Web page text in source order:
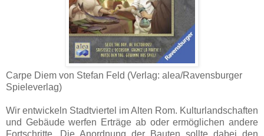
Carpe Diem von Stefan Feld (Verlag: alea/Ravensburger
Spieleverlag)
Wir entwickeln Stadtviertel im Alten Rom. Kulturlandschaften
und Gebäude werfen Erträge ab oder ermöglichen andere
Fortschritte. Die Anordnung der Bauten sollte dabei den